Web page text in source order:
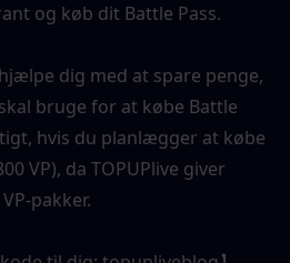
og køb dit Battle Pass.
dig med at spare penge,
bruge for at købe Battle
hvis du planlægger at købe
VP), da TOPUPlive giver
pakker.